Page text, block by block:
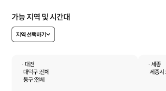
가능 지역 및 시간대
지역 선택하기
· 대전
대덕구 :전체
동구 :전체
· 세종
세종시 :